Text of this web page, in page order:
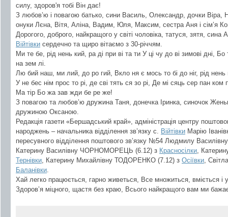
силу, здоров'я тобі Він дає!
З любов’ю і повагою батько, сини Василь, Олександр, дочки Віра,
онуки Лєна, Вітя, Аліна, Вадим, Юля, Максим, сестра Аня і сім’я
Дорогого, доброго, найкращого у світі чоловіка, татуся, зятя,
Війтівки сердечно та щиро вітаємо з 30-річчям.
Ми те бе, рід нень кий, ра ді при ві та ти У ці чу до ві зимові дні,
на зем лі.
Лю бий наш, ми лий, до ро гий, Вкло ня є мось то бі до ніг, рід нень
У не бес нім прос то рі, де сві тять ся зо рі, Де мі сяць сер пан
Ма тір Бо жа зав жди бе ре же!
З повагою та любов’ю дружина Таня, донечка Іринка, синочок
дружиною Оксаною.
Редакція газети «Бершадський край», адміністрація центру
народжень – начальника відділення зв’язку с. Війтівки Марію
пересувного відділення поштового зв’язку №54 Людмилу
Катерину Василівну ЧОРНОМОРЕЦЬ (6.12) з Красносілки ,
Тернівки , Катерину Михайлівну ТОДОРЕНКО (7.12) з Осіївки ,
Баланівки
Хай легко працюється, гарно живеться, Все множиться, вміється і
Здоров’я міцного, щастя без краю, Всього найкращого вам ми